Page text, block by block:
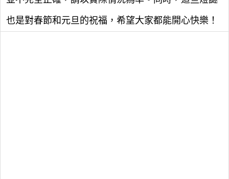
也是對春節和元旦的祝福，希望大家都能開心快樂！